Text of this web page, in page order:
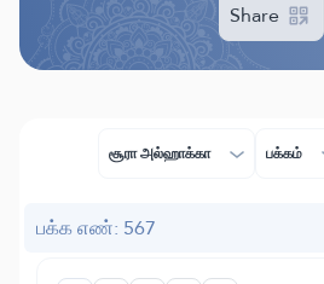
Share
சூரா அல்ஹாக்கா பக்கம்
பக்க எண்: 567